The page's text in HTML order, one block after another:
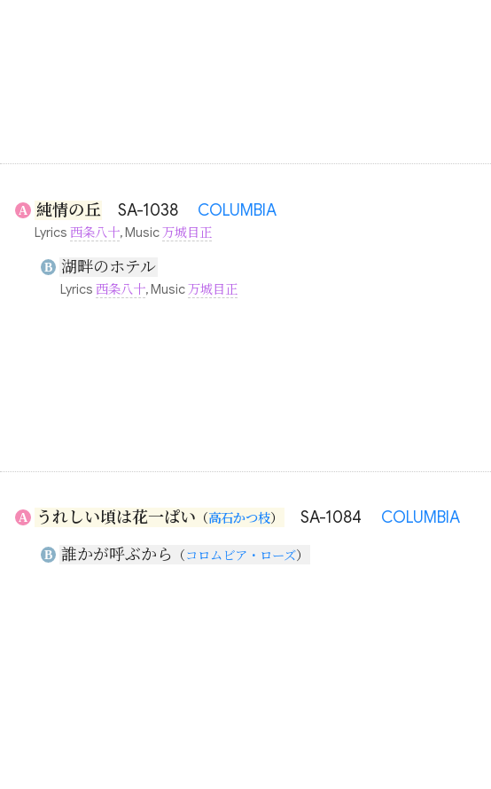
A 純情の丘 SA-1038 COLUMBIA
Lyrics 西条八十, Music万城目正
B 湖畔のホテル
Lyrics 西条八十, Music万城目正
A うれしい頃は花一ぱい （高石かつ枝） SA-1084 COLUMBIA
B 誰かが呼ぶから （コロムビア・ローズ）